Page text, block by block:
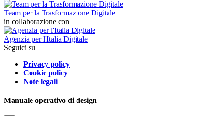
Team per la Trasformazione Digitale
in collaborazione con
Agenzia per l'Italia Digitale
Seguici su
Privacy policy
Cookie policy
Note legali
Manuale operativo di design